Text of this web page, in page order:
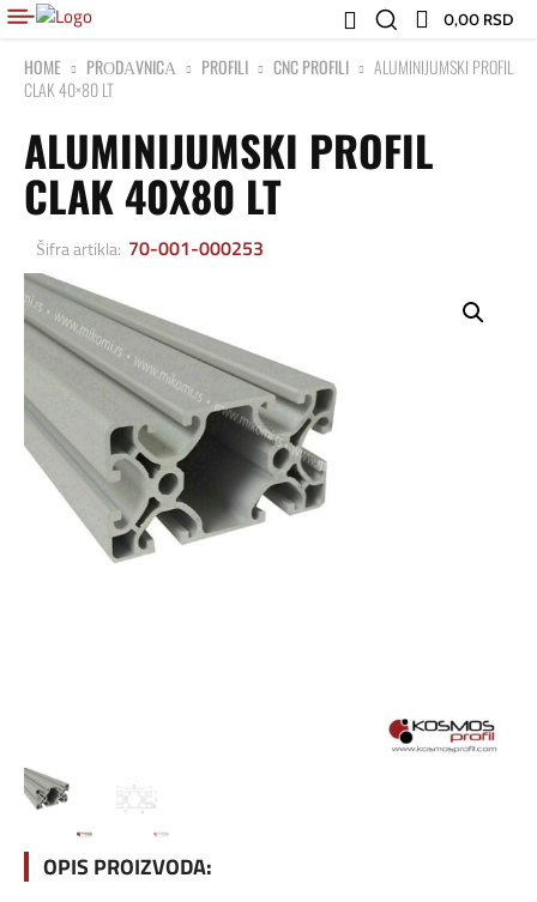
0,00 RSD
HOME PRОDАVNICА PROFILI CNC PROFILI
ALUMINIJUMSKI PROFIL
CLAK 40×80 LT
ALUMINIJUMSKI PROFIL
CLAK 40X80 LT
Šifra artikla: 70-001-000253
OPIS PROIZVODA: